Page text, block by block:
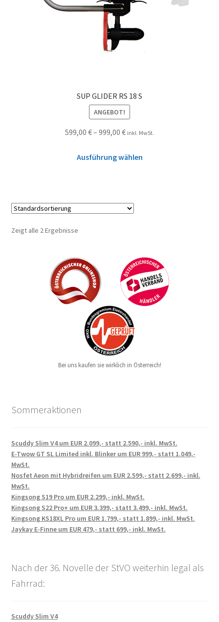
SUP GLIDER RS 18 S
ANGEBOT!
599,00 €– 999,00 € inkl. MwSt.
Ausführung wählen
Zeigt alle 2 Ergebnisse
Bei uns kaufen sie wirklich in Österreich!
Sommeraktionen
Scuddy Slim V4 um EUR 2.099,- statt 2.590,- inkl. MwSt.
E-Twow GT SL Limited inkl. Blinker um EUR 999,- statt 1.049,-
MwSt.
Nosfet Aeon mit Hybridreifen um EUR 2.599,- statt 2.699,- inkl.
MwSt.
Kingsong S19 Pro um EUR 2.299,- inkl. MwSt.
Kingsong S22 Pro+ um EUR 3.399,- statt 3.499,- inkl. MwSt.
Kingsong KS18XL Pro um EUR 1.799,- statt 1.899,- inkl. MwSt.
Jaykay E-Finne um EUR 479,- statt 699,- inkl. MwSt.
Nach der 36. Novelle der StVO weiterhin legal als
Fahrrad:
Scuddy Slim V4